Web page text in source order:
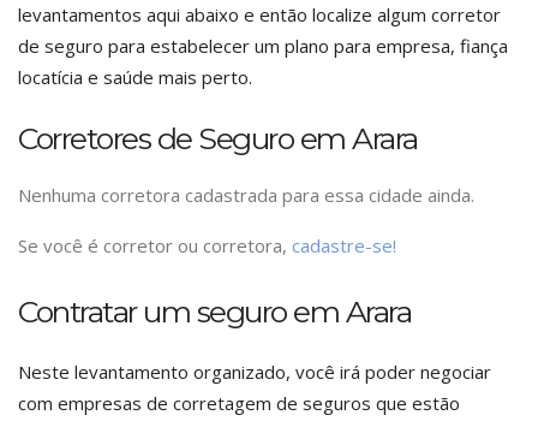
levantamentos aqui abaixo e então localize algum corretor
de seguro para estabelecer um plano para empresa, fiança
locatícia e saúde mais perto.
Corretores de Seguro em Arara
Nenhuma corretora cadastrada para essa cidade ainda.
Se você é corretor ou corretora, cadastre-se!
Contratar um seguro em Arara
Neste levantamento organizado, você irá poder negociar
com empresas de corretagem de seguros que estão